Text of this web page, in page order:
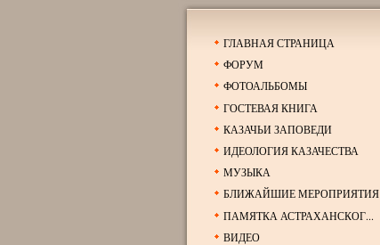
ГЛАВНАЯ СТРАНИЦА
ФОРУМ
ФОТОАЛЬБОМЫ
ГОСТЕВАЯ КНИГА
КАЗАЧЬИ ЗАПОВЕДИ
ИДЕОЛОГИЯ КАЗАЧЕСТВА
МУЗЫКА
БЛИЖАЙШИЕ МЕРОПРИЯТИЯ
ПАМЯТКА АСТРАХАНСКОГ...
ВИДЕО